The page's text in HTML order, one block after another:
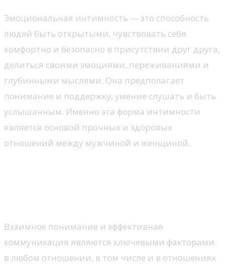
Эмоциональная интимность — это способность
людей быть открытыми, чувствовать себя
комфортно и безопасно в присутствии друг друга,
делиться своими эмоциями, переживаниями и
глубинными мыслями. Она предполагает
понимание и поддержку, умение слушать и быть
услышанным. Именно эта форма интимности
является основой прочных и здоровых
отношений между мужчиной и женщиной.
Взаимное понимание и эффективная
коммуникация являются ключевыми факторами
в любом отношении, в том числе и в отношениях